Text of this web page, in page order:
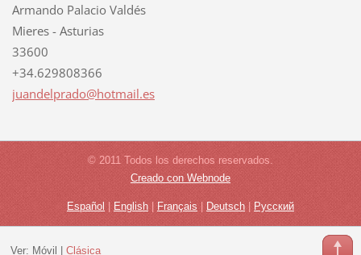
Armando Palacio Valdés
Mieres - Asturias
33600
+34.629808366
juandelprado@hotmail.es
© 2011 Todos los derechos reservados.
Creado con Webnode
Español | English | Français | Deutsch | Русский
Ver: Móvil Clásica